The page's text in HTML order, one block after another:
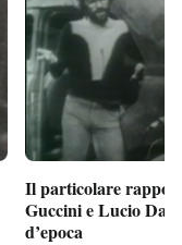
Il particolare
Guccini e Lucio
d’epoca